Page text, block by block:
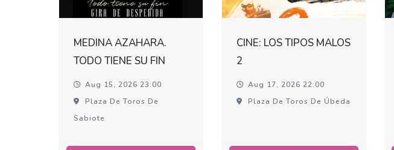
MEDINA AZAHARA.
TODO TIENE SU FIN
Aug 15, 2026 23:00
Plaza De Toros De
Sabiote
CINE: LOS TIPOS MALOS
2
Aug 17, 2026 22:00
Plaza De Toros De Úbeda